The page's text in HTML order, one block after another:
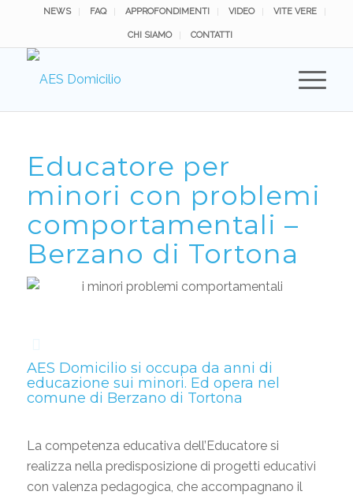
NEWS FAQ APPROFONDIMENTI VIDEO VITE VERE
CHI SIAMO CONTATTI
Educatore per
minori con problemi
comportamentali –
Berzano di Tortona
AES Domicilio si occupa da anni di
educazione sui minori. Ed opera nel
comune di Berzano di Tortona
La competenza educativa dell’Educatore si
realizza nella predisposizione di progetti educativi
con valenza pedagogica, che accompagnano il